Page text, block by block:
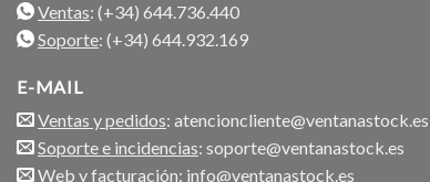
Ventas: (+34) 644.736.440
Soporte: (+34) 644.932.169
E-MAIL
Ventas y pedidos: atencioncliente@ventanastock.es
Soporte e incidencias: soporte@ventanastock.es
Web y facturación: info@ventanastock.es